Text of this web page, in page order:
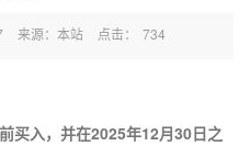
来源：本站 点击： 734
买入，并在2025年12月30日之